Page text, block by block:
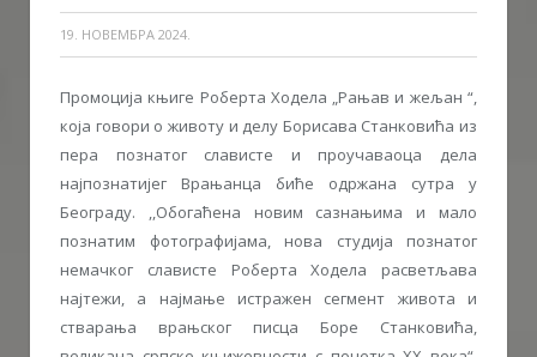
19. НОВЕМБРА 2024.
Промоција књиге Роберта Ходела „Рањав и жељан “,
која говори о животу и делу Борисава Станковића из
пера познатог слависте и проучаваоца дела
најпознатијег Врањанца биће одржанa сутра у
Београду. ,,Обогаћена новим сазнањима и мало
познатим фотографијама, нова студија познатог
немачког слависте Роберта Ходела расветљава
најтежи, а најмање истражен сегмент живота и
стварања врањског писца Боре Станковића,